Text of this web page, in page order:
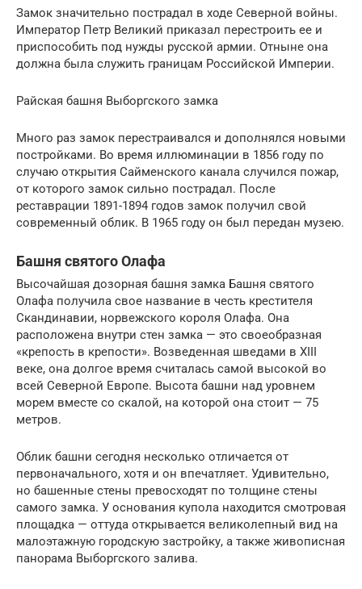
Замок значительно пострадал в ходе Северной войны.
Император Петр Великий приказал перестроить ее и
приспособить под нужды русской армии. Отныне она
должна была служить границам Российской Империи.
Райская башня Выборгского замка
Много раз замок перестраивался и дополнялся новыми
постройками. Во время иллюминации в 1856 году по
случаю открытия Сайменского канала случился пожар,
от которого замок сильно пострадал. После
реставрации 1891-1894 годов замок получил свой
современный облик. В 1965 году он был передан музею.
Башня святого Олафа
Высочайшая дозорная башня замка Башня святого
Олафа получила свое название в честь крестителя
Скандинавии, норвежского короля Олафа. Она
расположена внутри стен замка — это своеобразная
«крепость в крепости». Возведенная шведами в XIII
веке, она долгое время считалась самой высокой во
всей Северной Европе. Высота башни над уровнем
морем вместе со скалой, на которой она стоит — 75
метров.
Облик башни сегодня несколько отличается от
первоначального, хотя и он впечатляет. Удивительно,
но башенные стены превосходят по толщине стены
самого замка. У основания купола находится смотровая
площадка — оттуда открывается великолепный вид на
малоэтажную городскую застройку, а также живописная
панорама Выборгского залива.